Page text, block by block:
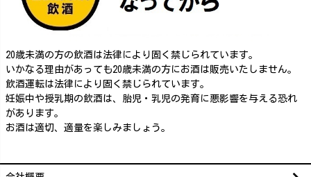
20歳未満の方の飲酒は法律により固く禁じられています。
いかなる理由があっても20歳未満の方にお酒は販売いたしません。
飲酒運転は法律により固く禁じられています。
妊娠中や授乳期の飲酒は、胎児・乳児の発育に悪影響を与える恐れ
があります。
お酒は適切、適量を楽しみましょう。